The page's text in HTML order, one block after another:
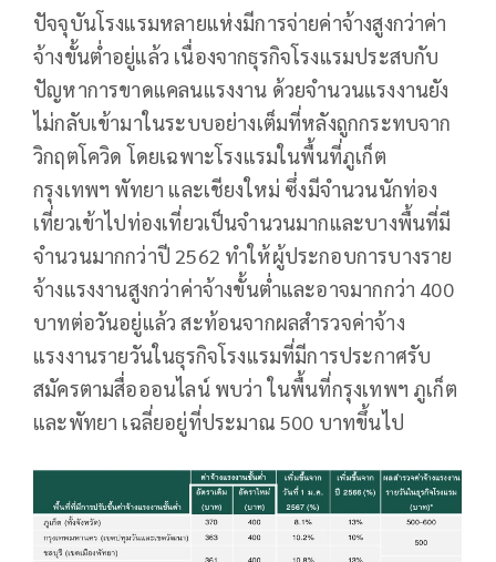
ปัจจุบันโรงแรมหลายแห่งมีการจ่ายค่าจ้างสูงกว่าค่า
จ้างขั้นต่ำอยู่แล้ว เนื่องจากธุรกิจโรงแรมประสบกับ
ปัญหาการขาดแคลนแรงงาน ด้วยจำนวนแรงงานยัง
ไม่กลับเข้ามาในระบบอย่างเต็มที่หลังถูกกระทบจาก
วิกฤตโควิด โดยเฉพาะโรงแรมในพื้นที่ภูเก็ต
กรุงเทพฯ พัทยา และเชียงใหม่ ซึ่งมีจำนวนนักท่อง
เที่ยวเข้าไปท่องเที่ยวเป็นจำนวนมากและบางพื้นที่มี
จำนวนมากกว่าปี 2562 ทำให้ผู้ประกอบการบางราย
จ้างแรงงานสูงกว่าค่าจ้างขั้นต่ำและอาจมากกว่า 400
บาทต่อวันอยู่แล้ว สะท้อนจากผลสำรวจค่าจ้าง
แรงงานรายวันในธุรกิจโรงแรมที่มีการประกาศรับ
สมัครตามสื่อออนไลน์ พบว่า ในพื้นที่กรุงเทพฯ ภูเก็ต
และพัทยา เฉลี่ยอยู่ที่ประมาณ 500 บาทขึ้นไป